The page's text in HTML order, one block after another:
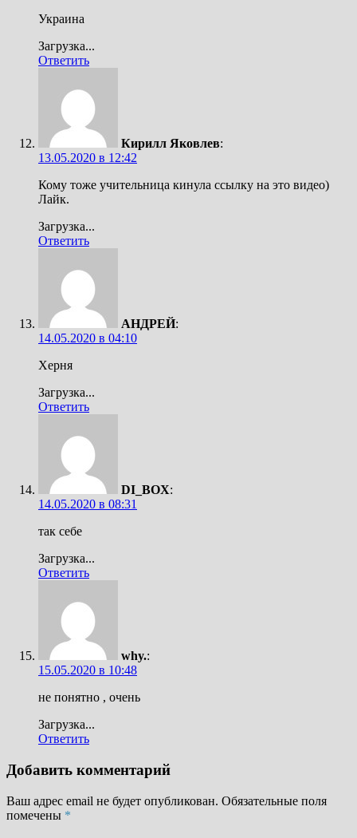
Украина
Загрузка...
Ответить
Кирилл Яковлев:
13.05.2020 в 12:42
Кому тоже учительница кинула ссылку на это видео)
Лайк.
Загрузка...
Ответить
АНДРЕЙ:
14.05.2020 в 04:10
Херня
Загрузка...
Ответить
DI_BOX:
14.05.2020 в 08:31
так себе
Загрузка...
Ответить
why.:
15.05.2020 в 10:48
не понятно , очень
Загрузка...
Ответить
Добавить комментарий
Ваш адрес email не будет опубликован. Обязательные поля
помечены *